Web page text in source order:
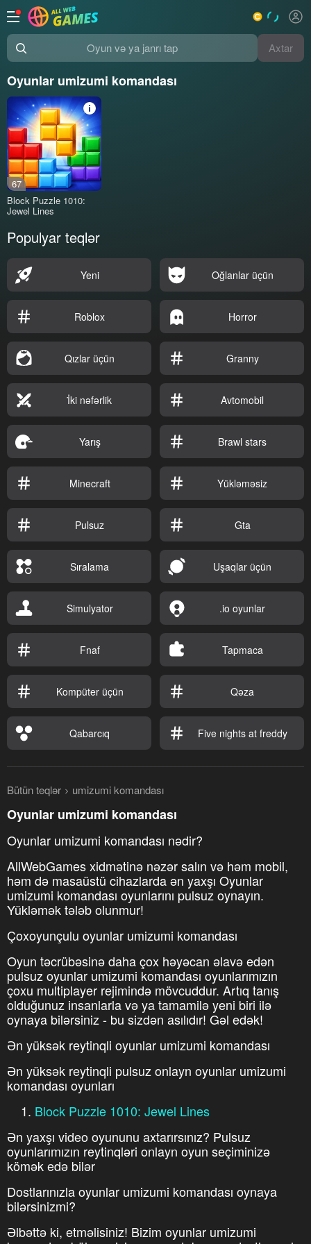
Oyun və ya janrı tap Axtar
Oyunlar umizumi komandası
67
Block Puzzle 1010:
Jewel Lines
Populyar teqlər
Yeni Oğlanlar üçün
Roblox Horror
Qızlar üçün Granny
İ̇ki nəfərlik Avtomobil
Yarış Brawl stars
Minecraft Yükləməsiz
Pulsuz Gta
Sıralama Uşaqlar üçün
Simulyator .io oyunlar
Fnaf Tapmaca
Kompüter üçün Qəza
Qabarcıq Five nights at freddy
Bütün teqlər umizumi komandası
Oyunlar umizumi komandası
Oyunlar umizumi komandası nədir?
AllWebGames xidmətinə nəzər salın və həm mobil,
həm də masaüstü cihazlarda ən yaxşı Oyunlar
umizumi komandası oyunlarını pulsuz oynayın.
Yükləmək tələb olunmur!
Çoxoyunçulu oyunlar umizumi komandası
Oyun təcrübəsinə daha çox həyəcan əlavə edən
pulsuz oyunlar umizumi komandası oyunlarımızın
çoxu multiplayer rejimində mövcuddur. Artıq tanış
olduğunuz insanlarla və ya tamamilə yeni biri ilə
oynaya bilərsiniz - bu sizdən asılıdır! Gəl edək!
Ən yüksək reytinqli oyunlar umizumi komandası
Ən yüksək reytinqli pulsuz onlayn oyunlar umizumi
komandası oyunları
Block Puzzle 1010: Jewel Lines
Ən yaxşı video oyununu axtarırsınız? Pulsuz
oyunlarımızın reytinqləri onlayn oyun seçiminizə
kömək edə bilər
Dostlarınızla oyunlar umizumi komandası oynaya
bilərsinizmi?
Əlbəttə ki, etməlisiniz! Bizim oyunlar umizumi